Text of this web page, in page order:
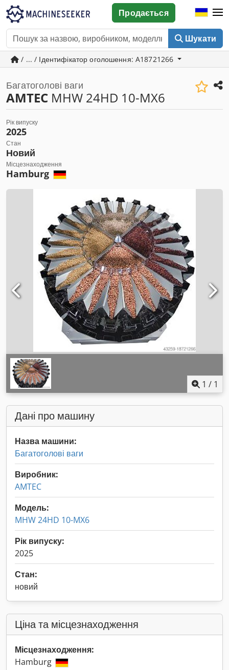
Шукати
Продається
/ ... / Ідентифікатор оголошення: A18721266
Багатоголові ваги
AMTEC MHW 24HD 10-MX6
Рік випуску
2025
Стан
Новий
Місцезнаходження
Hamburg
1 / 1
Дані про машину
Назва машини:
Багатоголові ваги
Виробник:
AMTEC
Модель:
MHW 24HD 10-MX6
Рік випуску:
2025
Стан:
новий
Ціна та місцезнаходження
Місцезнаходження:
Hamburg